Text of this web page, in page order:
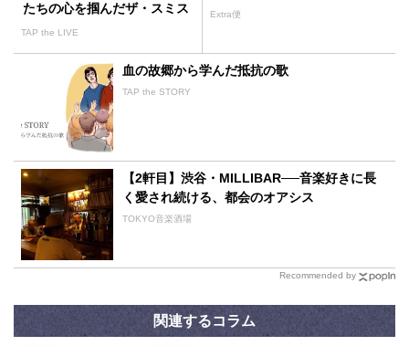
たちの心を掴んだザ・スミス
TAP the LIVE
Extra便
血の故郷から学んだ抵抗の歌
TAP the STORY
【2軒目】渋谷・MILLIBAR──音楽好きに長
く愛され続ける、都会のオアシス
TOKYO音楽酒場
Recommended by
関連するコラム